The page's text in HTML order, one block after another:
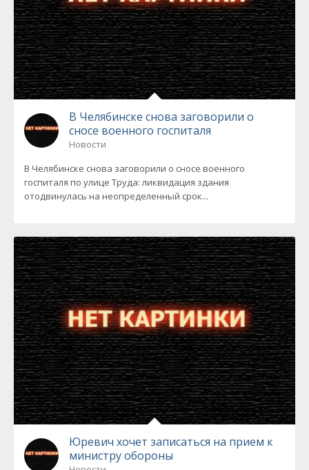
В Челябинске снова заговорили о
сносе военного госпиталя
Новости
В Челябинске снова заговорили о сносе военного
госпиталя по улице Труда: ликвидация здания
отодвинулась на неопределенный срок...
Юревич хочет записаться на прием к
министру обороны